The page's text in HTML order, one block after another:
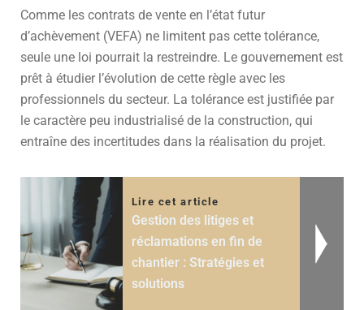
Comme les contrats de vente en l’état futur
d’achèvement (VEFA) ne limitent pas cette tolérance,
seule une loi pourrait la restreindre. Le gouvernement est
prêt à étudier l’évolution de cette règle avec les
professionnels du secteur. La tolérance est justifiée par
le caractère peu industrialisé de la construction, qui
entraîne des incertitudes dans la réalisation du projet.
Lire cet article
Gestion des litiges et
réclamations en fin de
chantier : Stratégies et
solutions